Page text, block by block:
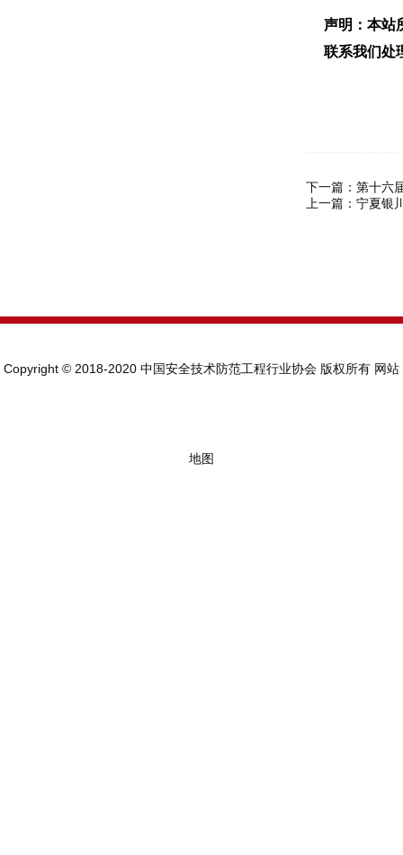
声明：本站
联系我们处
下一篇： 第十六
上一篇： 宁夏银
Copyright © 2018-2020 中国安全技术防范工程行业协会 版权所有 网站
地图